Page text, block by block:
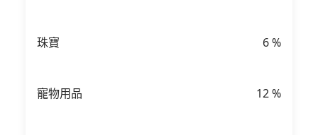
珠寶 6%
寵物用品 12%